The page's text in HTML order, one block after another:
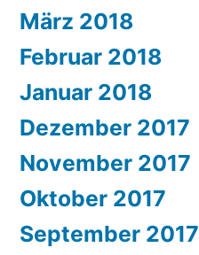
März 2018
Februar 2018
Januar 2018
Dezember 2017
November 2017
Oktober 2017
September 2017